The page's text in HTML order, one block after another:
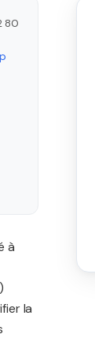
80
à
la